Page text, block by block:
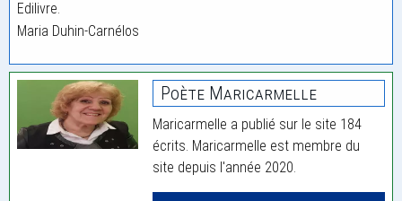
Edilivre.
Maria Duhin-Carnélos
Poète Maricarmelle
Maricarmelle a publié sur le site 184
écrits. Maricarmelle est membre du
site depuis l'année 2020.